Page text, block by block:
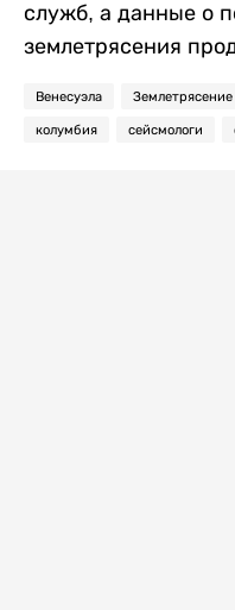
служб, а данные о
землетрясения
Венесуэла Землетрясение
колумбия сейсмологи